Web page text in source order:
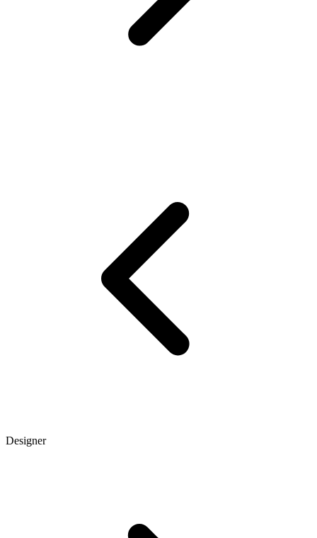
Designer